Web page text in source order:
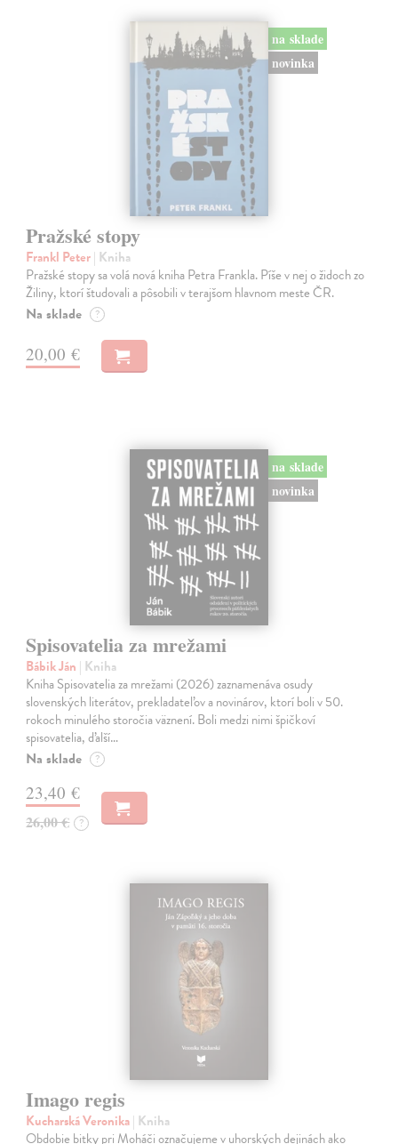
na sklade
novinka
Pražské stopy
Frankl Peter| Kniha
Pražské stopy sa volá nová kniha Petra Frankla. Píše v nej o židoch zo
Žiliny, ktorí študovali a pôsobili v terajšom hlavnom meste ČR.
Na sklade ?
20,00 €
na sklade
novinka
Spisovatelia za mrežami
Bábik Ján | Kniha
Kniha Spisovatelia za mrežami (2026) zaznamenáva osudy
slovenských literátov, prekladateľov a novinárov, ktorí boli v 50.
rokoch minulého storočia väznení. Boli medzi nimi špičkoví
spisovatelia, ďalší…
Na sklade ?
23,40 €
26,00 € ?
Imago regis
Kucharská Veronika| Kniha
Obdobie bitky pri Moháči označujeme v uhorských dejinách ako